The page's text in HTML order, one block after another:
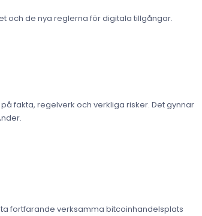
och de nya reglerna för digitala tillgångar.
fakta, regelverk och verkliga risker. Det gynnar
fortfarande verksamma bitcoinhandelsplats